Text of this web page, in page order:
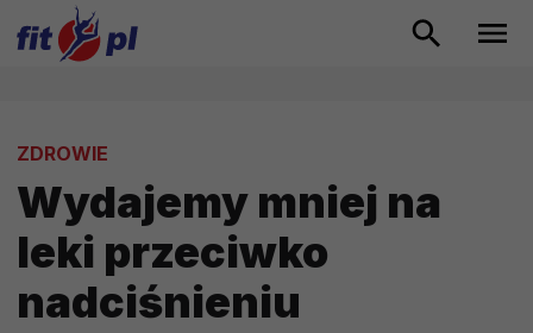
ZDROWIE
Wydajemy mniej na
leki przeciwko
nadciśnieniu